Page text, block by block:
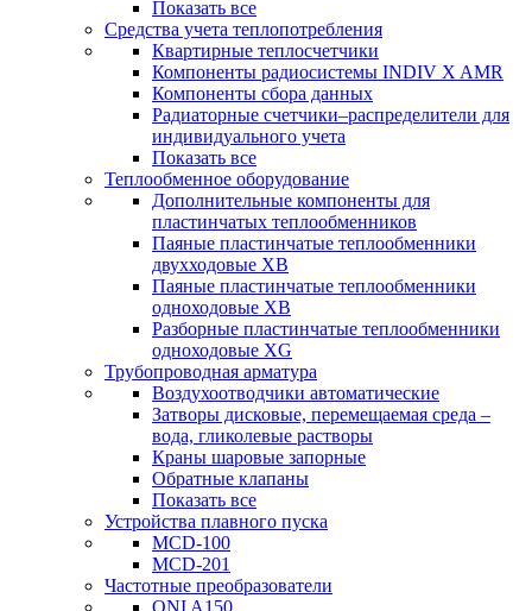
Показать все
Средства учета теплопотребления
Квартирные теплосчетчики
Компоненты радиосистемы INDIV X AMR
Компоненты сбора данных
Радиаторные счетчики–распределители для
индивидуального учета
Показать все
Теплообменное оборудование
Дополнительные компоненты для
пластинчатых теплообменников
Паяные пластинчатые теплообменники
двухходовые XB
Паяные пластинчатые теплообменники
одноходовые ХВ
Разборные пластинчатые теплообменники
одноходовые ХG
Трубопроводная арматура
Воздухоотводчики автоматические
Затворы дисковые, перемещаемая среда –
вода, гликолевые растворы
Краны шаровые запорные
Обратные клапаны
Показать все
Устройства плавного пуска
MCD-100
MCD-201
Частотные преобразователи
ONI A150